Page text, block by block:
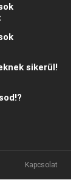
sikerül!
Kapcsolat